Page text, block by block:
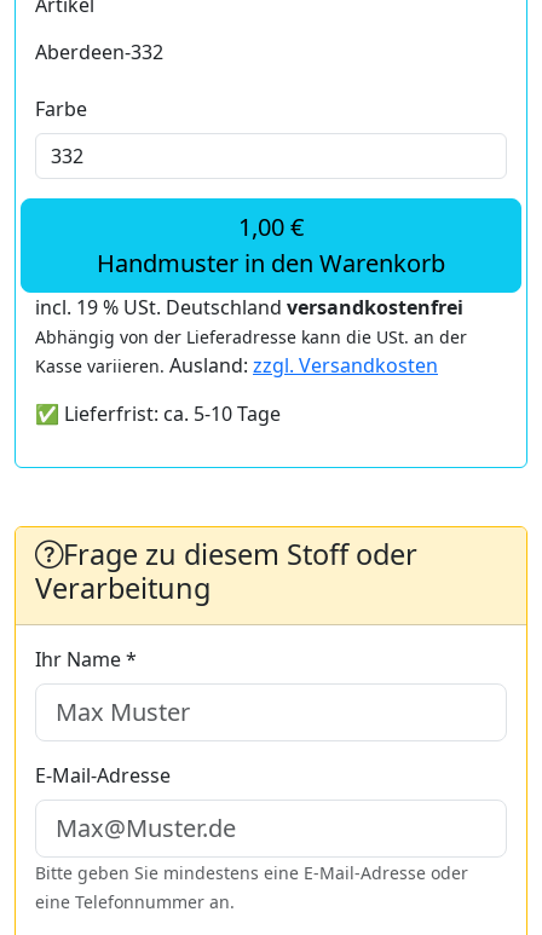
Aberdeen-332
Farbe
1,00 €
Handmuster in den Warenkorb
incl. 19 % USt. Deutschland versandkostenfrei
Abhängig von der Lieferadresse kann die USt. an der
Kasse variieren. Ausland: zzgl. Versandkosten
✅ Lieferfrist: ca. 5-10 Tage
Frage zu diesem Stoff oder
Verarbeitung
Ihr Name *
E-Mail-Adresse
Bitte geben Sie mindestens eine E-Mail-Adresse oder
eine Telefonnummer an.